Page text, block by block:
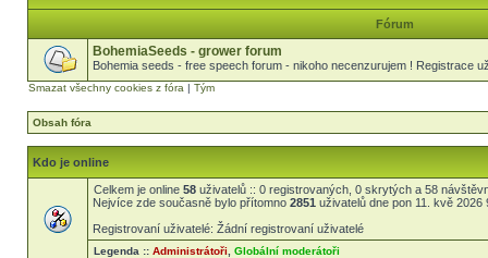
Fórum
BohemiaSeeds - grower forum
Bohemia seeds - free speech forum - nikoho necenzurujem ! Registrace
Smazat všechny cookies z fóra | Tým
Obsah fóra
Kdo je online
Celkem je online 58 uživatelů :: 0 registrovaných, 0 skrytých a 58
Nejvíce zde současně bylo přítomno 2851 uživatelů dne pon 11. kvě 2026
Registrovaní uživatelé: Žádní registrovaní uživatelé
Legenda :: Administrátoři Globální moderátoři